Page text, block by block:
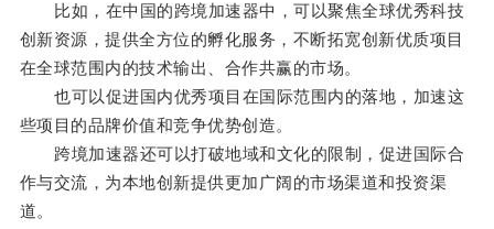
比如，在中国的跨境加速器中，可以聚焦全球优秀科技
创新资源，提供全方位的孵化服务，不断拓宽创新优质项目
在全球范围内的技术输出、合作共赢的市场。
也可以促进国内优秀项目在国际范围内的落地，加速这
些项目的品牌价值和竞争优势创造。
跨境加速器还可以打破地域和文化的限制，促进国际合
作与交流，为本地创新提供更加广阔的市场渠道和投资渠
道。